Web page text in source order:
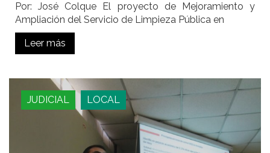
Por: José Colque El proyecto de Mejoramiento y
Ampliación del Servicio de Limpieza Pública en
Leer más
JUDICIAL LOCAL